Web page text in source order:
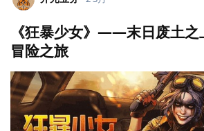
《狂暴少女》——末日废土之
冒险之旅